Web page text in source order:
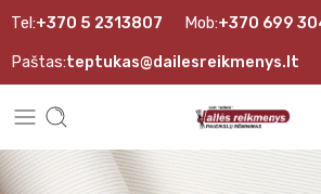
Tel:+370 5 2313807 Mob:+370 699
Paštas:teptukas@dailesreikmenys.lt